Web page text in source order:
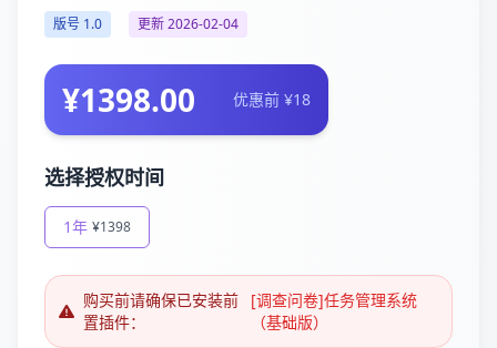
版号 1.0 更新 2026-02-04
¥1398.00 优惠前 ¥18
选择授权时间
1年 ¥1398
购买前请确保已安装前
置插件：
[调查问卷]任务管理系统
（基础版）